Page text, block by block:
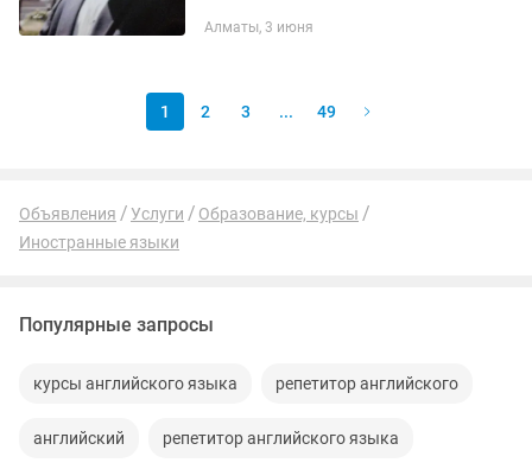
University.,МГПУ. Стаж работы 30 лет.
Алматы, 3 июня
1 2 3 ... 49
Объявления Услуги
Образование, курсы
Иностранные языки
Популярные запросы
курсы английского языка репетитор английского
английский репетитор английского языка